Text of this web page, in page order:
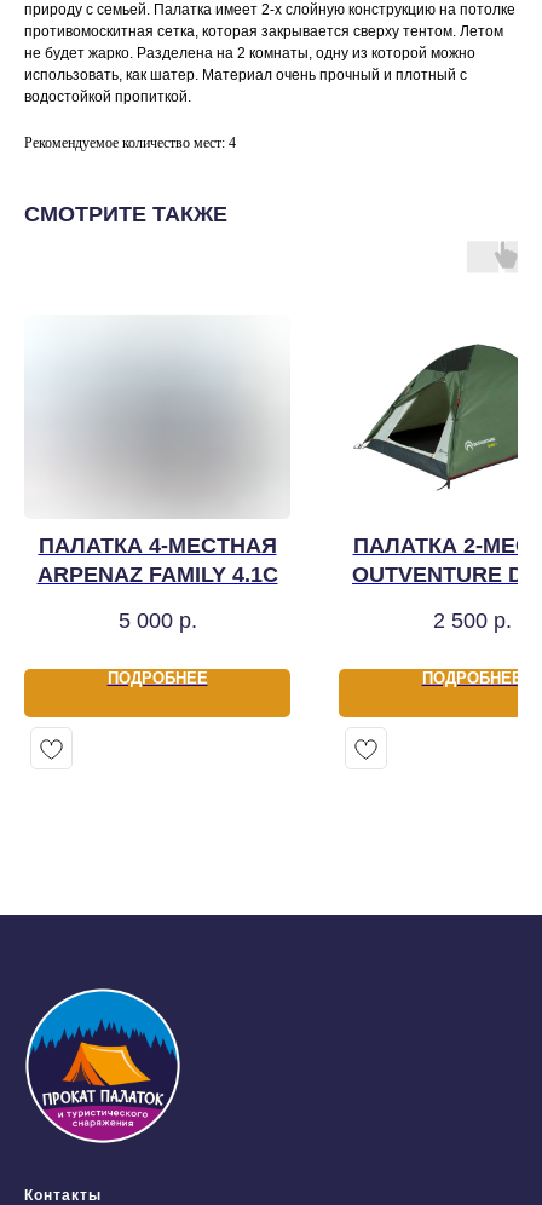
природу с семьей. Палатка имеет 2-х слойную конструкцию на потолке
противомоскитная сетка, которая закрывается сверху тентом. Летом
не будет жарко. Разделена на 2 комнаты, одну из которой можно
использовать, как шатер. Материал очень прочный и плотный с
водостойкой пропиткой.
Рекомендуемое количество мест: 4
СМОТРИТЕ ТАКЖЕ
ПАЛАТКА 4-МЕСТНАЯ
ARPENAZ FAMILY 4.1C
5 000 р.
ПОДРОБНЕЕ
ПАЛАТКА 2-
OUTVENTURE
2 500 р.
ПОДРОБНЕЕ
Контакты